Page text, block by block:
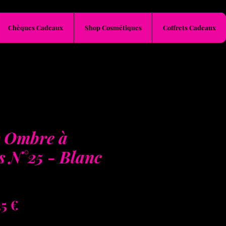
Chèques Cadeaux Shop Cosmétiques Coffrets Cadeaux
Ombre à
N°25 - Blanc
€